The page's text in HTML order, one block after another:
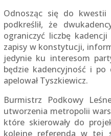
Odnosząc się do kwestii
podkreślił, że
ograniczyć liczbę
zapisy w konstytucji,
jedynie ku interesom
będzie kadencyjność i po
apelował Tyszkiewicz.
Burmistrz Podkowy
utworzenia metropolii
które skierowały do
kolejne referenda w tej